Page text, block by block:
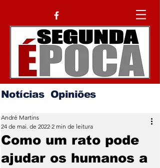
Notícias Opiniões
Como um rato pode
ajudar os humanos a
André Martins
24 de mai. de 2022 2 min de leitura